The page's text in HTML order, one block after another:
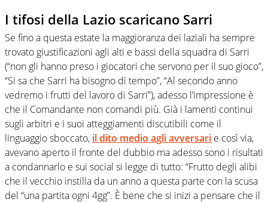
I tifosi della Lazio scaricano Sarri
Se fino a questa estate la maggioranza dei laziali ha sempre
trovato giustificazioni agli alti e bassi della squadra di Sarri
(“non gli hanno preso i giocatori che servono per il suo gioco”,
“Si sa che Sarri ha bisogno di tempo”, “Al secondo anno
vedremo i frutti del lavoro di Sarri”), adesso l’impressione è
che il Comandante non comandi più. Già i lamenti continui
sugli arbitri e i suoi atteggiamenti discutibili come il
linguaggio sboccato, il dito medio agli avversari e così via,
avevano aperto il fronte del dubbio ma adesso sono i risultati
a condannarlo e sui social si legge di tutto: “Frutto degli alibi
che il vecchio instilla da un anno a questa parte con la scusa
del “una partita ogni 4gg”. È bene che si inizi a pensare che il